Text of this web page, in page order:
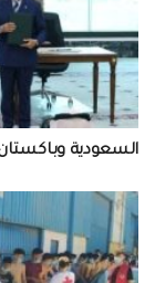
السعودية